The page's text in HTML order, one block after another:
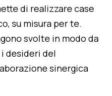
di realizzare case
su misura per te.
svolte in modo da
desideri del
sinergica